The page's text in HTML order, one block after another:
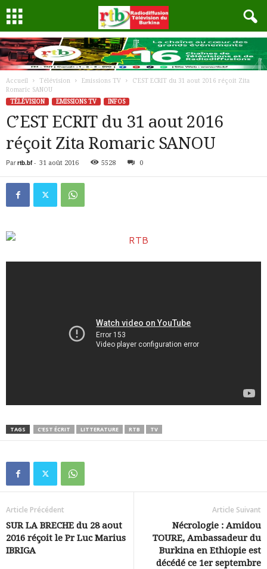
Accueil Télévision Emissions TV
C’EST ECRIT du 31 aout 2016 réçoit Zita
Romaric SANOU
TÉLÉVISION
EMISSIONS TV INFOS
C’EST ECRIT du 31 aout 2016
réçoit Zita Romaric SANOU
Par rtb.bf- 31 août 2016 5528 0
TAGS C'EST ÉCRIT LITTERATURE RTB TV
Article Précédent
SUR LA BRECHE du 28 aout
2016 réçoit le Pr Luc Marius
IBRIGA
Article Suivant
Nécrologie : Amidou
TOURE, Ambassadeur du
Burkina en Ethiopie est
décédé ce 1er septembre